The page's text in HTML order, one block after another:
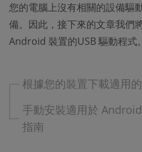
您的電腦上沒有相關的設備驅
備。因此，接下來的文章我們
Android 裝置的USB 驅動程式。
根據您的裝置下載適用
手動安裝適用於
指南